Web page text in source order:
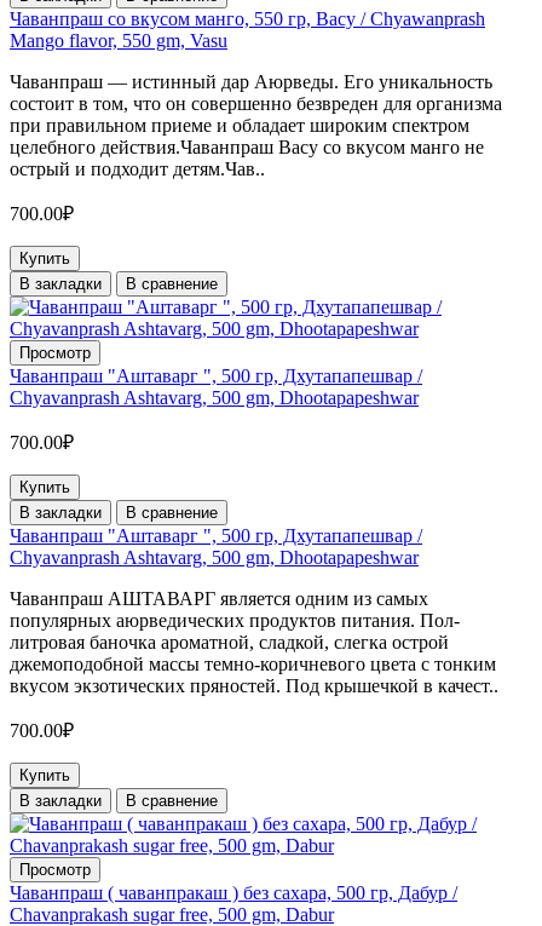
Чаванпраш со вкусом манго, 550 гр, Васу / Chyawanprash
Mango flavor, 550 gm, Vasu
Чаванпраш — истинный дар Аюрведы. Его уникальность
состоит в том, что он совершенно безвреден для организма
при правильном приеме и обладает широким спектром
целебного действия.Чаванпраш Васу со вкусом манго не
острый и подходит детям.Чав..
700.00₽
Купить
В закладки
В сравнение
Просмотр
Чаванпраш "Аштаварг ", 500 гр, Дхутапапешвар /
Chyavanprash Ashtavarg, 500 gm, Dhootapapeshwar
700.00₽
Купить
В закладки
В сравнение
Чаванпраш "Аштаварг ", 500 гр, Дхутапапешвар /
Chyavanprash Ashtavarg, 500 gm, Dhootapapeshwar
Чаванпраш АШТАВАРГ является одним из самых
популярных аюрведических продуктов питания. Пол-
литровая баночка ароматной, сладкой, слегка острой
джемоподобной массы темно-коричневого цвета с тонким
вкусом экзотических пряностей. Под крышечкой в качест..
700.00₽
Купить
В закладки
В сравнение
Просмотр
Чаванпраш ( чаванпракаш ) без сахара, 500 гр, Дабур /
Chavanprakash sugar free, 500 gm, Dabur